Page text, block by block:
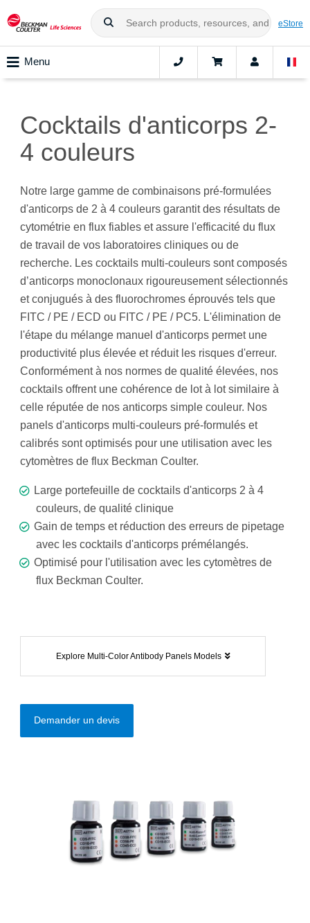
eStore
Menu
Cocktails d'anticorps 2-
4 couleurs
Notre large gamme de combinaisons pré-formulées
d'anticorps de 2 à 4 couleurs garantit des résultats de
cytométrie en flux fiables et assure l'efficacité du flux
de travail de vos laboratoires cliniques ou de
recherche. Les cocktails multi-couleurs sont composés
d’anticorps monoclonaux rigoureusement sélectionnés
et conjugués à des fluorochromes éprouvés tels que
FITC / PE / ECD ou FITC / PE / PC5. L'élimination de
l'étape du mélange manuel d'anticorps permet une
productivité plus élevée et réduit les risques d'erreur.
Conformément à nos normes de qualité élevées, nos
cocktails offrent une cohérence de lot à lot similaire à
celle réputée de nos anticorps simple couleur. Nos
panels d'anticorps multi-couleurs pré-formulés et
calibrés sont optimisés pour une utilisation avec les
cytomètres de flux Beckman Coulter.
Large portefeuille de cocktails d'anticorps 2 à 4
couleurs, de qualité clinique
Gain de temps et réduction des erreurs de pipetage
avec les cocktails d'anticorps prémélangés.
Optimisé pour l'utilisation avec les cytomètres de
flux Beckman Coulter.
Explore Multi-Color Antibody Panels Models
Demander un devis